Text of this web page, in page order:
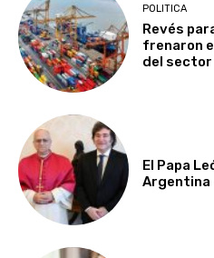
POLITICA
Revés
frenaron
del sector
El Papa
Argentina